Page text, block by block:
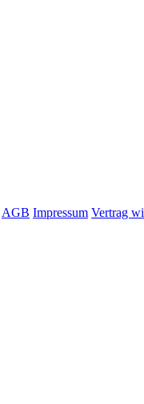
AGB Impressum Vertrag